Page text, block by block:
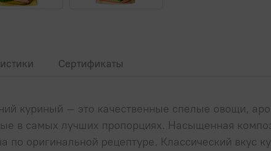
Сертификаты
куриный – это качественные спелые овощи,
в самых лучших пропорциях. Насыщенная
по оригинальной рецептуре. Классический вкус